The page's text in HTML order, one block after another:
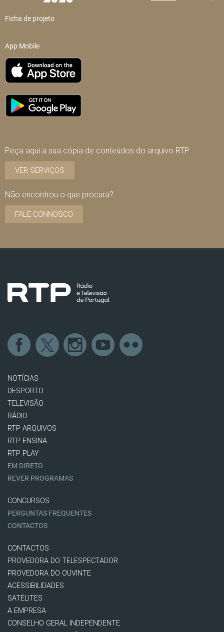
Ficha de projeto
App Mobile
Peça aqui a sua cópia de conteúdos do arquivo RTP
VER SERVIÇOS
Não encontrou o que procura?
FALE CONNOSCO
NOTÍCIAS
DESPORTO
TELEVISÃO
RÁDIO
RTP ARQUIVOS
RTP ENSINA
RTP PLAY
EM DIRETO
REVER PROGRAMAS
CONCURSOS
PERGUNTAS FREQUENTES
CONTACTOS
CONTACTOS
PROVEDORA DO TELESPECTADOR
PROVEDORA DO OUVINTE
ACESSIBILIDADES
SATÉLITES
A EMPRESA
CONSELHO GERAL INDEPENDENTE